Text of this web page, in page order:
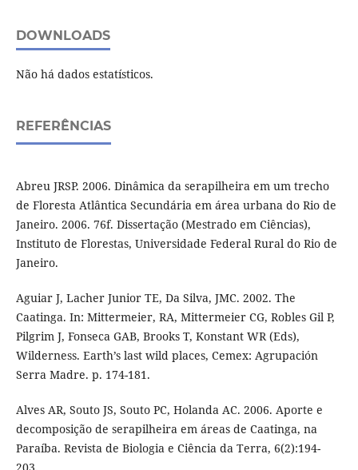
DOWNLOADS
Não há dados estatísticos.
REFERÊNCIAS
Abreu JRSP. 2006. Dinâmica da serapilheira em um trecho
de Floresta Atlântica Secundária em área urbana do Rio de
Janeiro. 2006. 76f. Dissertação (Mestrado em Ciências),
Instituto de Florestas, Universidade Federal Rural do Rio de
Janeiro.
Aguiar J, Lacher Junior TE, Da Silva, JMC. 2002. The
Caatinga. In: Mittermeier, RA, Mittermeier CG, Robles Gil P,
Pilgrim J, Fonseca GAB, Brooks T, Konstant WR (Eds),
Wilderness. Earth’s last wild places, Cemex: Agrupación
Serra Madre. p. 174-181.
Alves AR, Souto JS, Souto PC, Holanda AC. 2006. Aporte e
decomposição de serapilheira em áreas de Caatinga, na
Paraíba. Revista de Biologia e Ciência da Terra, 6(2):194-